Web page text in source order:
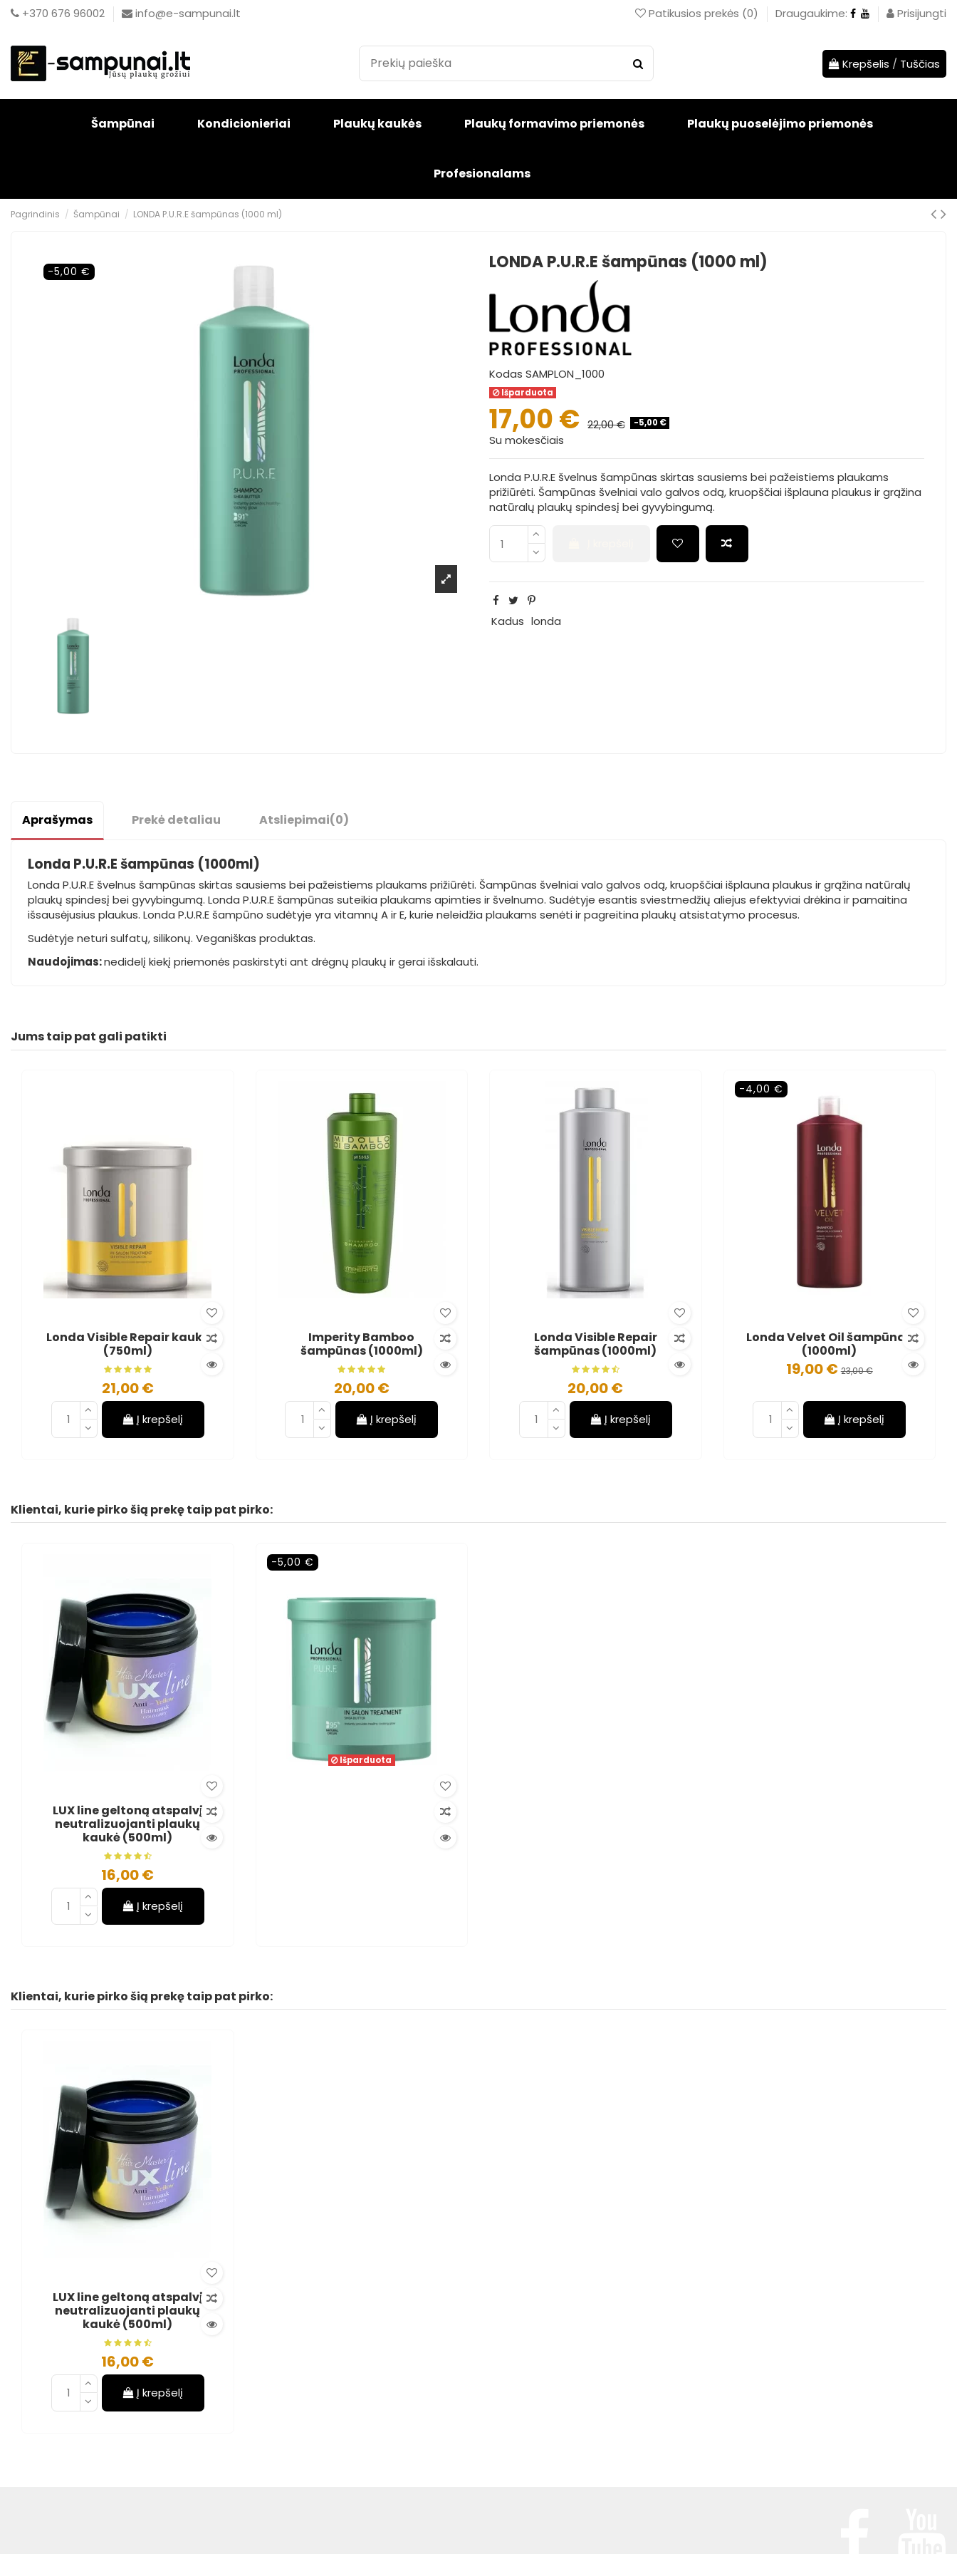
+370 676 96002 info@e-sampunai.lt Patikusios prekės (0) Draugaukime: Prisijungti
Krepšelis / Tuščias
Šampūnai Kondicionieriai Plaukų kaukės Plaukų formavimo priemonės Plaukų puoselėjimo priemonės
Profesionalams
Pagrindinis Šampūnai LONDA P.U.R.E šampūnas (1000 ml)
-5,00 € LONDA P.U.R.E šampūnas (1000 ml)
Kodas SAMPLON_1000
Išparduota
17,00 € 22,00 € -5,00 €
Su mokesčiais
Londa P.U.R.E švelnus šampūnas skirtas sausiems bei pažeistiems plaukams
prižiūrėti. Šampūnas švelniai valo galvos odą, kruopščiai išplauna plaukus ir grąžina
natūralų plaukų spindesį bei gyvybingumą.
Kadus londa
Aprašymas Prekė detaliau Atsliepimai(0)
Londa P.U.R.E šampūnas (1000ml)
Londa P.U.R.E švelnus šampūnas skirtas sausiems bei pažeistiems plaukams prižiūrėti. Šampūnas švelniai valo galvos odą, kruopščiai išplauna plaukus ir grąžina natūralų
plaukų spindesį bei gyvybingumą. Londa P.U.R.E šampūnas suteikia plaukams apimties ir švelnumo. Sudėtyje esantis sviestmedžių aliejus efektyviai drėkina ir pamaitina
išsausėjusius plaukus. Londa P.U.R.E šampūno sudėtyje yra vitamnų A ir E, kurie neleidžia plaukams senėti ir pagreitina plaukų atsistatymo procesus.
Sudėtyje neturi sulfatų, silikonų. Veganiškas produktas.
Naudojimas:nedidelį kiekį priemonės paskirstyti ant drėgnų plaukų ir gerai išskalauti.
Jums taip pat gali patikti
Londa Visible Repair kaukė
(750ml)
21,00 €
Į krepšelį
Imperity Bamboo
šampūnas (1000ml)
20,00 €
Į krepšelį
Londa Visible Repair
šampūnas (1000ml)
20,00 €
Į krepšelį
-4,00 €
Londa Velvet Oil šampūnas
(1000ml)
19,00 €23,00 €
Į krepšelį
Klientai, kurie pirko šią prekę taip pat pirko:
LUX line geltoną atspalvį
neutralizuojanti plaukų
kaukė (500ml)
16,00 €
Į krepšelį
-5,00 €
Išparduota
Klientai, kurie pirko šią prekę taip pat pirko:
LUX line geltoną atspalvį
neutralizuojanti plaukų
kaukė (500ml)
16,00 €
Į krepšelį